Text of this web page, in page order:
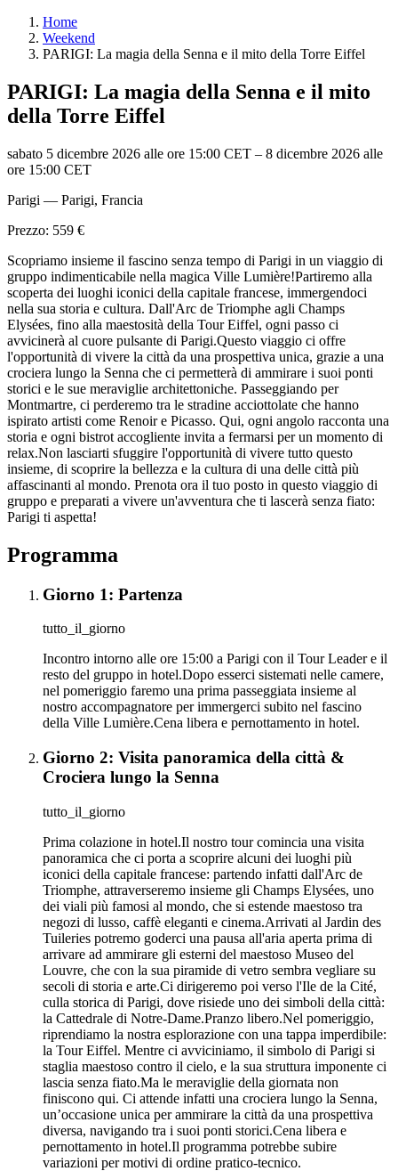
Home
Weekend
PARIGI: La magia della Senna e il mito della Torre Eiffel
PARIGI: La magia della Senna e il mito
della Torre Eiffel
sabato 5 dicembre 2026 alle ore 15:00 CET – 8 dicembre 2026 alle
ore 15:00 CET
Parigi — Parigi, Francia
Prezzo: 559 €
Scopriamo insieme il fascino senza tempo di Parigi in un viaggio di
gruppo indimenticabile nella magica Ville Lumière!Partiremo alla
scoperta dei luoghi iconici della capitale francese, immergendoci
nella sua storia e cultura. Dall'Arc de Triomphe agli Champs
Elysées, fino alla maestosità della Tour Eiffel, ogni passo ci
avvicinerà al cuore pulsante di Parigi.Questo viaggio ci offre
l'opportunità di vivere la città da una prospettiva unica, grazie a una
crociera lungo la Senna che ci permetterà di ammirare i suoi ponti
storici e le sue meraviglie architettoniche. Passeggiando per
Montmartre, ci perderemo tra le stradine acciottolate che hanno
ispirato artisti come Renoir e Picasso. Qui, ogni angolo racconta una
storia e ogni bistrot accogliente invita a fermarsi per un momento di
relax.Non lasciarti sfuggire l'opportunità di vivere tutto questo
insieme, di scoprire la bellezza e la cultura di una delle città più
affascinanti al mondo. Prenota ora il tuo posto in questo viaggio di
gruppo e preparati a vivere un'avventura che ti lascerà senza fiato:
Parigi ti aspetta!
Programma
Giorno 1: Partenza
tutto_il_giorno
Incontro intorno alle ore 15:00 a Parigi con il Tour Leader e il
resto del gruppo in hotel.Dopo esserci sistemati nelle camere,
nel pomeriggio faremo una prima passeggiata insieme al
nostro accompagnatore per immergerci subito nel fascino
della Ville Lumière.Cena libera e pernottamento in hotel.
Giorno 2: Visita panoramica della città &
Crociera lungo la Senna
tutto_il_giorno
Prima colazione in hotel.Il nostro tour comincia una visita
panoramica che ci porta a scoprire alcuni dei luoghi più
iconici della capitale francese: partendo infatti dall'Arc de
Triomphe, attraverseremo insieme gli Champs Elysées, uno
dei viali più famosi al mondo, che si estende maestoso tra
negozi di lusso, caffè eleganti e cinema.Arrivati al Jardin des
Tuileries potremo goderci una pausa all'aria aperta prima di
arrivare ad ammirare gli esterni del maestoso Museo del
Louvre, che con la sua piramide di vetro sembra vegliare su
secoli di storia e arte.Ci dirigeremo poi verso l'Ile de la Cité,
culla storica di Parigi, dove risiede uno dei simboli della città:
la Cattedrale di Notre-Dame.Pranzo libero.Nel pomeriggio,
riprendiamo la nostra esplorazione con una tappa imperdibile:
la Tour Eiffel. Mentre ci avviciniamo, il simbolo di Parigi si
staglia maestoso contro il cielo, e la sua struttura imponente ci
lascia senza fiato.Ma le meraviglie della giornata non
finiscono qui. Ci attende infatti una crociera lungo la Senna,
un’occasione unica per ammirare la città da una prospettiva
diversa, navigando tra i suoi ponti storici.Cena libera e
pernottamento in hotel.Il programma potrebbe subire
variazioni per motivi di ordine pratico-tecnico.